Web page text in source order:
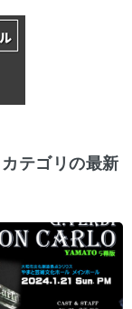
カテゴリの最新